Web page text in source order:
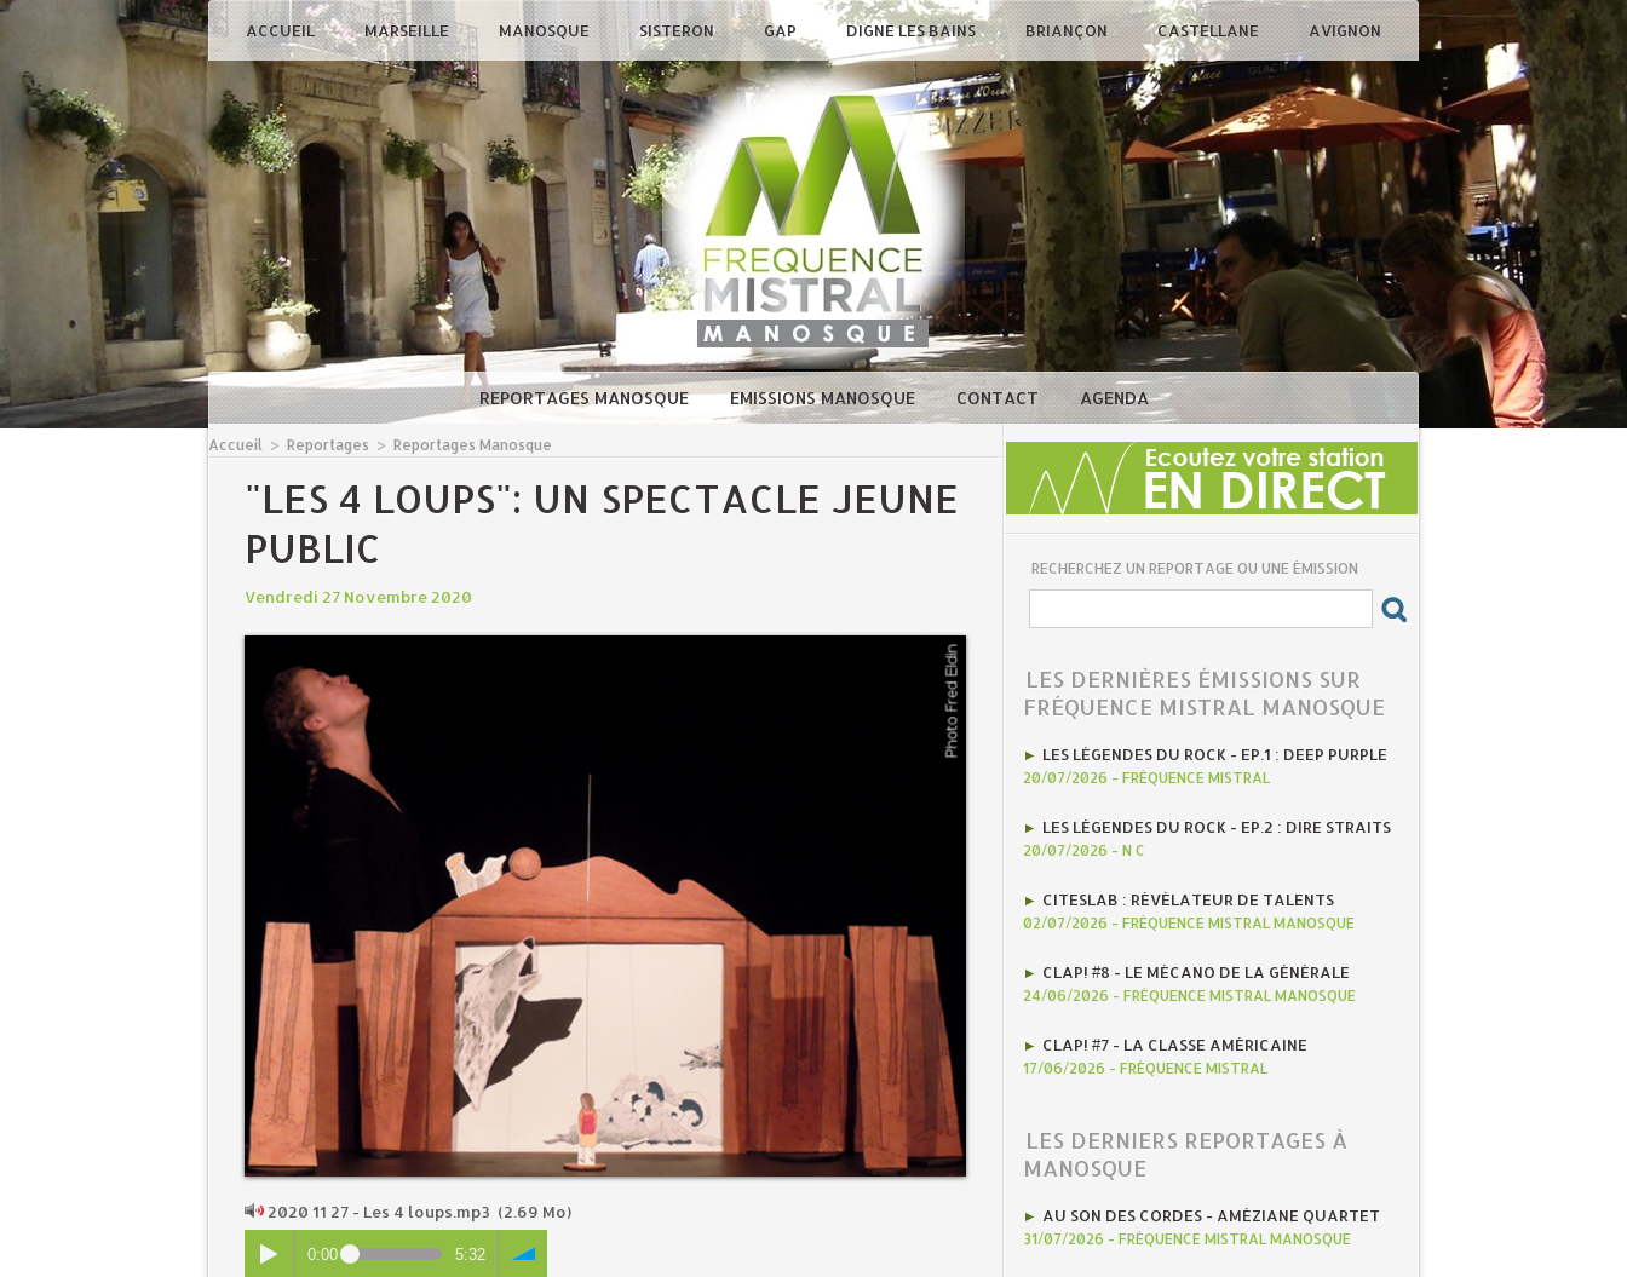
ACCUEIL MARSEILLE MANOSQUE SISTERON GAP DIGNE LES BAINS BRIANÇON CASTELLANE AVIGNON
REPORTAGES MANOSQUE EMISSIONS MANOSQUE CONTACT AGENDA
Accueil > Reportages > Reportages Manosque
"LES 4 LOUPS": UN SPECTACLE JEUNE
PUBLIC
Vendredi 27 Novembre 2020
2020 11 27 - Les 4 loups.mp3 (2.69 Mo)
0:00 5:32
RECHERCHEZ UN REPORTAGE OU UNE ÉMISSION
LES DERNIÈRES ÉMISSIONS SUR
FRÉQUENCE MISTRAL MANOSQUE
LES LÉGENDES DU ROCK - EP.1 : DEEP PURPLE
20/07/2026 - FRÉQUENCE MISTRAL
LES LÉGENDES DU ROCK - EP.2 : DIRE STRAITS
20/07/2026 - N C
CITESLAB : RÉVÉLATEUR DE TALENTS
02/07/2026 - FRÉQUENCE MISTRAL MANOSQUE
CLAP! #8 - LE MÉCANO DE LA GÉNÉRALE
24/06/2026 - FRÉQUENCE MISTRAL MANOSQUE
CLAP! #7 - LA CLASSE AMÉRICAINE
17/06/2026 - FRÉQUENCE MISTRAL
LES DERNIERS REPORTAGES À
MANOSQUE
AU SON DES CORDES - AMÉZIANE QUARTET
31/07/2026 - FRÉQUENCE MISTRAL MANOSQUE